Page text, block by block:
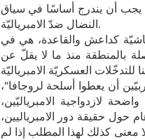
أن يندرج أساسًا في سياق
النضال ضدّ الامبرياليّة.
كداعش والقاعدة، هي في
بالمنطقة منذ ما لا يقلّ عن
أن يعطوا أسلحة لروجافا"،
لازدواجية الامبرياليّين،
حول حقيقة دور الامبرياليين،
كذلك لهذا المطلب إذا لم